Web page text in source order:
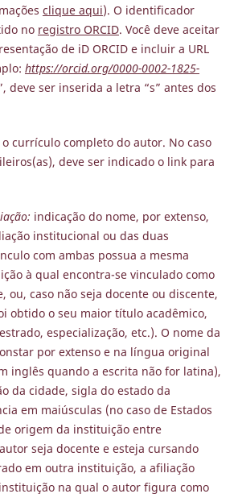
clique aqui). O identificador
no registro ORCID. Você deve aceitar
de iD ORCID e incluir a URL
https://orcid.org/0000-0002-1825-
deve ser inserida a letra “s” antes dos
currículo completo do autor. No caso
deve ser indicado o link para
indicação do nome, por extenso,
institucional ou das duas
com ambas possua a mesma
à qual encontra-se vinculado como
ou, caso não seja docente ou discente,
obtido o seu maior título acadêmico,
especialização, etc.). O nome da
por extenso e na língua original
inglês quando a escrita não for latina),
da cidade, sigla do estado da
em maiúsculas (no caso de Estados
origem da instituição entre
seja docente e esteja cursando
em outra instituição, a afiliação
na qual o autor figura como